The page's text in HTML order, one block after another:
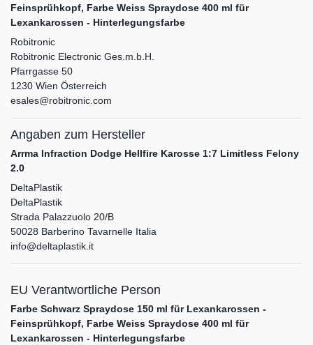
Feinsprühkopf, Farbe Weiss Spraydose 400 ml für
Lexankarossen - Hinterlegungsfarbe
Robitronic
Robitronic Electronic Ges.m.b.H.
Pfarrgasse 50
1230 Wien Österreich
esales@robitronic.com
Angaben zum Hersteller
Arrma Infraction Dodge Hellfire Karosse 1:7 Limitless Felony
2.0
DeltaPlastik
DeltaPlastik
Strada Palazzuolo 20/B
50028 Barberino Tavarnelle Italia
info@deltaplastik.it
EU Verantwortliche Person
Farbe Schwarz Spraydose 150 ml für Lexankarossen -
Feinsprühkopf, Farbe Weiss Spraydose 400 ml für
Lexankarossen - Hinterlegungsfarbe